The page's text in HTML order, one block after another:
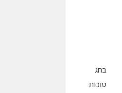
בחג
סוכות